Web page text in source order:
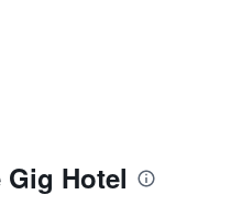
Hotel